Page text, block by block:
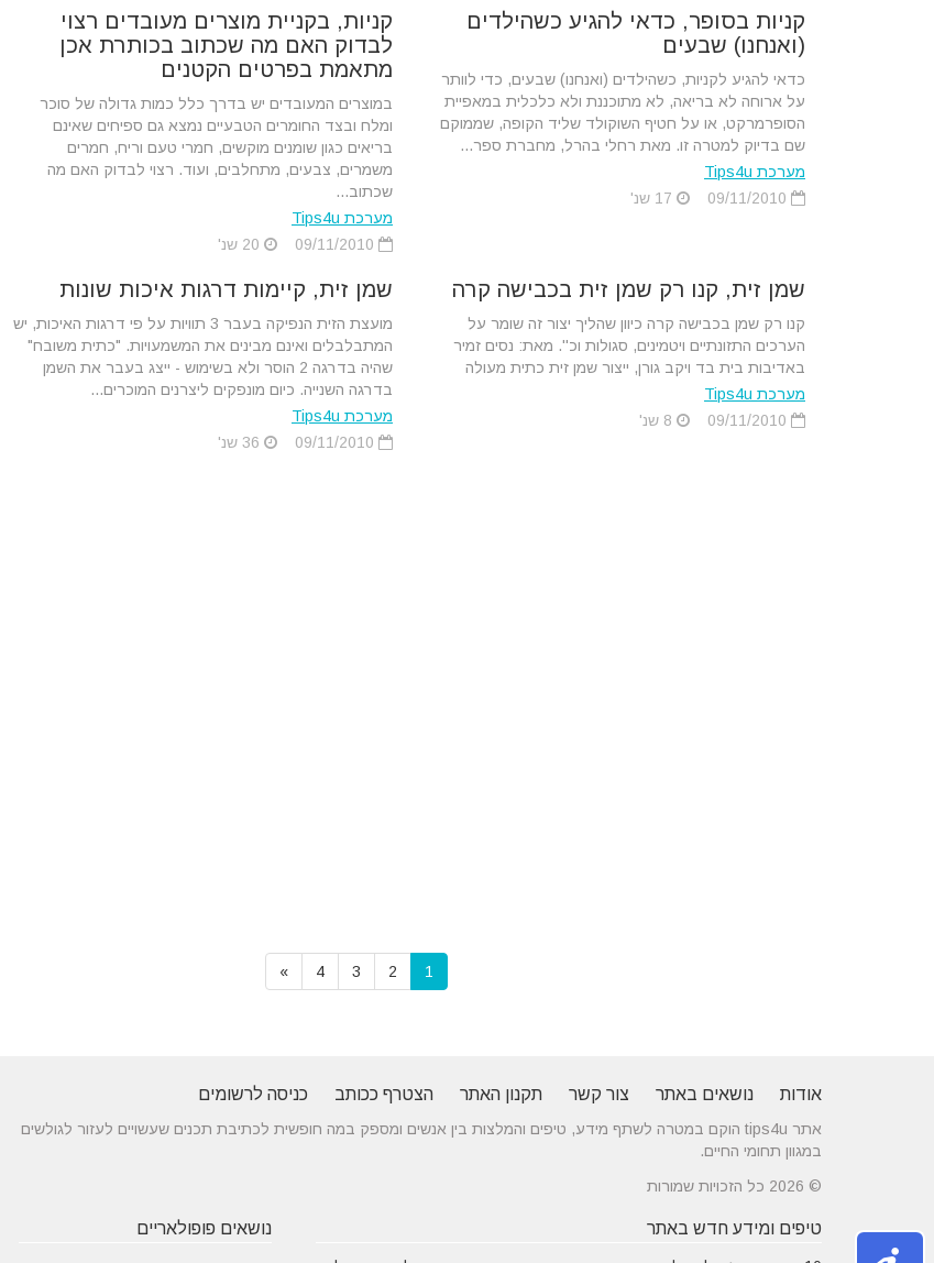
קניות בסופר, כדאי להגיע כשהילדים
(ואנחנו) שבעים
כדאי להגיע לקניות, כשהילדים (ואנחנו) שבעים, כדי לוותר
על ארוחה לא בריאה, לא מתוכננת ולא כלכלית במאפיית
הסופרמרקט, או על חטיף השוקולד שליד הקופה, שממוקם
שם בדיוק למטרה זו. מאת רחלי בהרל, מחברת ספר...
מערכת Tips4u
קניות, בקניית מוצרים מעובדים רצוי
לבדוק האם מה שכתוב בכותרת אכן
מתאמת בפרטים הקטנים
במוצרים המעובדים יש בדרך כלל כמות גדולה של סוכר
ומלח ובצד החומרים הטבעיים נמצא גם ספיחים שאינם
בריאים כגון שומנים מוקשים, חמרי טעם וריח, חמרים
משמרים, צבעים, מתחלבים, ועוד. רצוי לבדוק האם מה
שכתוב...
מערכת Tips4u
שמן זית, קנו רק שמן זית בכבישה קרה
קנו רק שמן בכבישה קרה כיוון שהליך יצור זה שומר על
הערכים התזונתיים ויטמינים, סגולות וכ''. מאת: נסים זמיר
באדיבות בית בד ויקב גורן, ייצור שמן זית כתית מעולה
מערכת Tips4u
שמן זית, קיימות דרגות איכות שונות
מועצת הזית הנפיקה בעבר 3 תוויות על פי דרגות האיכות, יש
המתבלבלים ואינם מבינים את המשמעויות. "כתית משובח"
שהיה בדרגה 2 הוסר ולא בשימוש - ייצג בעבר את השמן
בדרגה השנייה. כיום מונפקים ליצרנים המוכרים...
מערכת Tips4u
1
2
3
4
»
אודות נושאים באתר צור קשר תקנון האתר הצטרף ככותב כניסה לרשומים
אתר tips4u הוקם במטרה לשתף מידע, טיפים והמלצות בין אנשים ומספק במה חופשית לכתיבת תכנים שעשויים לעזור לגולשים
במגוון תחומי החיים.
© 2026 כל הזכויות שמורות
טיפים ומידע חדש באתר נושאים פופולאריים